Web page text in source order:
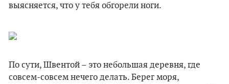
выясняется, что у тебя обгорели ноги.
По сути, Швентой – это небольшая деревня, где
совсем-совсем нечего делать. Берег моря,